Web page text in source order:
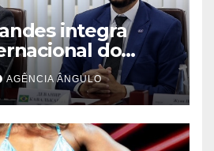
integra
do
Brasil–
na Rússia
AGÊNCIA ÂNGULO